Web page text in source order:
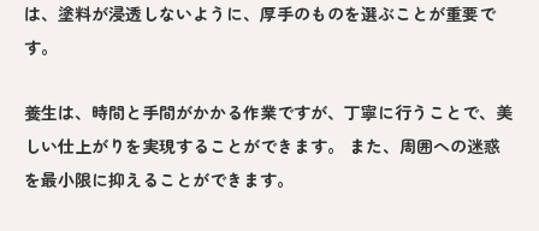
は、塗料が浸透しないように、厚手のものを選ぶことが重要で
す。
養生は、時間と手間がかかる作業ですが、丁寧に行うことで、美
しい仕上がりを実現することができます。 また、周囲への迷惑
を最小限に抑えることができます。